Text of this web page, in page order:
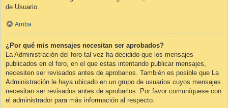
de Usuario.
Arriba
¿Por qué mis mensajes necesitan ser aprobados?
La Administración del foro tal vez ha decidido que los mensajes
publicados en el foro, en el que estas intentando publicar mensajes,
necesiten ser revisados antes de aprobarlos. También es posible que La
Administración le haya ubicado en un grupo de usuarios cuyos mensajes
necesitan ser revisados antes de aprobarlos. Por favor comuníquese con
el administrador para más información al respecto.